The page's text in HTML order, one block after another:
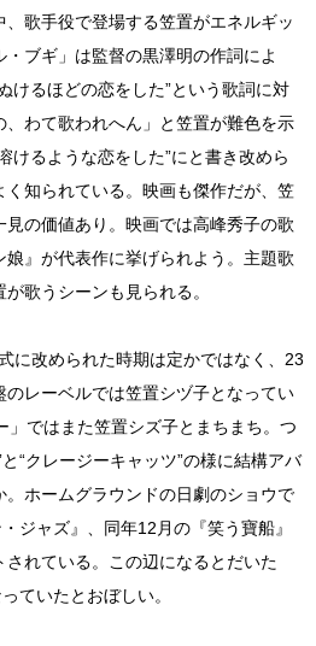
歌手役で登場する笠置がエネルギッ
ブギ」は監督の黒澤明の作詞によ
けるほどの恋をした”という歌詞に対
、わて歌われへん」と笠置が難色を示
けるような恋をした”にと書き改めら
知られている。映画も傑作だが、笠
の価値あり。映画では高峰秀子の歌
』が代表作に挙げられよう。主題歌
歌うシーンも見られる。
に改められた時期は定かではなく、23
レーベルでは笠置シヅ子となってい
」ではまた笠置シズ子とまちまち。つ
“クレージーキャッツ”の様に結構アバ
ホームグラウンドの日劇のショウで
ジャズ』、同年12月の『笑う寶船』
れている。この辺になるとだいた
ていたとおぼしい。